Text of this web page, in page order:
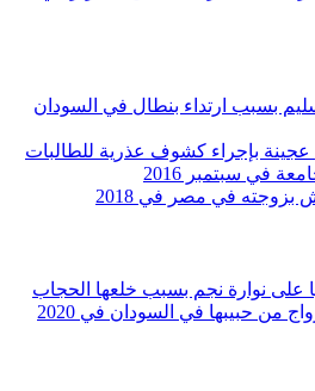
بسبب ارتداء بنطال في السودان
عجينة بإجراء كشوف عذرية للطالبات
في سبتمبر 2016
في مصر في 2018
على نوارة نجم بسبب خلعها الحجاب
من حبيبها في السودان في 2020